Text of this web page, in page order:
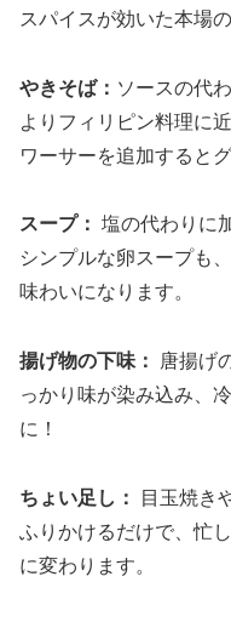
スパイスが効いた本場
やきそば： ソースの代
よりフィリピン料理に
ワーサーを追加するとグ
スープ： 塩の代わりに
シンプルな卵スープも
味わいになります。
揚げ物の下味：
唐揚げ
っかり味が染み込み、
に！
ちょい足し：
目玉焼き
ふりかけるだけで、忙
に変わります。